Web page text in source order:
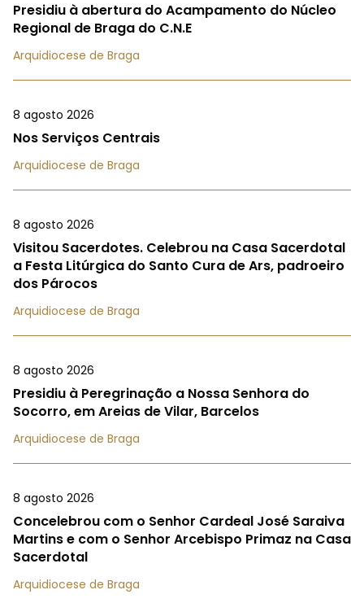
Presidiu à abertura do Acampamento do Núcleo
Regional de Braga do C.N.E
Arquidiocese de Braga
8 agosto 2026
Nos Serviços Centrais
Arquidiocese de Braga
8 agosto 2026
Visitou Sacerdotes. Celebrou na Casa Sacerdotal
a Festa Litúrgica do Santo Cura de Ars, padroeiro
dos Párocos
Arquidiocese de Braga
8 agosto 2026
Presidiu à Peregrinação a Nossa Senhora do
Socorro, em Areias de Vilar, Barcelos
Arquidiocese de Braga
8 agosto 2026
Concelebrou com o Senhor Cardeal José Saraiva
Martins e com o Senhor Arcebispo Primaz na Casa
Sacerdotal
Arquidiocese de Braga